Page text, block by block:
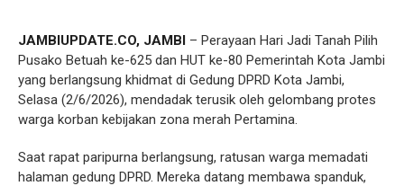
JAMBIUPDATE.CO, JAMBI – Perayaan Hari Jadi Tanah Pilih
Pusako Betuah ke-625 dan HUT ke-80 Pemerintah Kota Jambi
yang berlangsung khidmat di Gedung DPRD Kota Jambi,
Selasa (2/6/2026), mendadak terusik oleh gelombang protes
warga korban kebijakan zona merah Pertamina.
Saat rapat paripurna berlangsung, ratusan warga memadati
halaman gedung DPRD. Mereka datang membawa spanduk,